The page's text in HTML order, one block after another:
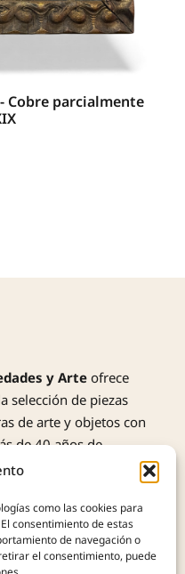
como las cookies para
consentimiento de estas
de navegación o
el consentimiento, puede
Cobre parcialmente
y Arte ofrece
selección de piezas
de arte y objetos con
de 40 años de
avalan en la
siempre con
autenticidad y